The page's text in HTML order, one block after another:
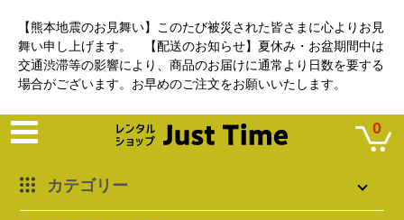
【熊本地震のお見舞い】このたび被災された皆さまに心よりお見
舞い申し上げます。 【配送のお知らせ】夏休み・お盆期間中は
交通渋滞等の影響により、商品のお届けに通常より日数を要する
場合がございます。お早めのご注文をお願いいたします。
カテゴリー
0